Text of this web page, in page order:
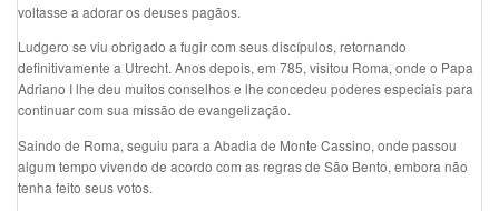
voltasse a adorar os deuses pagãos.
Ludgero se viu obrigado a fugir com seus discípulos, retornando
definitivamente a Utrecht. Anos depois, em 785, visitou Roma, onde o Papa
Adriano I lhe deu muitos conselhos e lhe concedeu poderes especiais para
continuar com sua missão de evangelização.
Saindo de Roma, seguiu para a Abadia de Monte Cassino, onde passou
algum tempo vivendo de acordo com as regras de São Bento, embora não
tenha feito seus votos.